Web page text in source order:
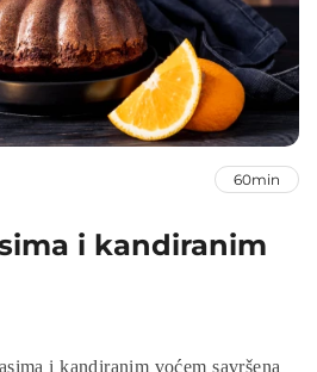
60min
i kandiranim
i kandiranim voćem savršena